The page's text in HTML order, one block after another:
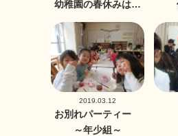
幼稚園の春休みは…
2019.03.12
お別れパーティー
～年少組～